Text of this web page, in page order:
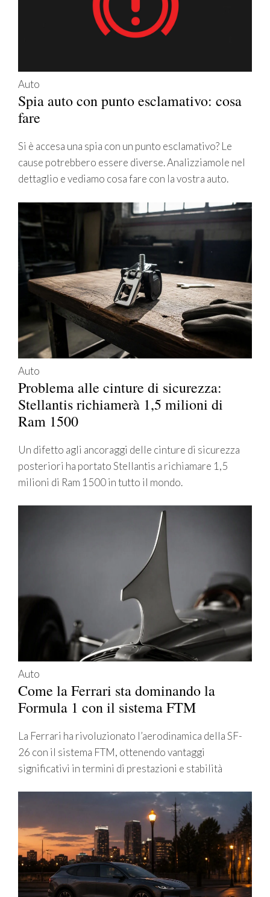
Auto
Spia auto con punto esclamativo: cosa
fare
Si è accesa una spia con un punto esclamativo? Le
cause potrebbero essere diverse. Analizziamole nel
dettaglio e vediamo cosa fare con la vostra auto.
Auto
Problema alle cinture di sicurezza:
Stellantis richiamerà 1,5 milioni di
Ram 1500
Un difetto agli ancoraggi delle cinture di sicurezza
posteriori ha portato Stellantis a richiamare 1,5
milioni di Ram 1500 in tutto il mondo.
Auto
Come la Ferrari sta dominando la
Formula 1 con il sistema FTM
La Ferrari ha rivoluzionato l’aerodinamica della SF-
26 con il sistema FTM, ottenendo vantaggi
significativi in termini di prestazioni e stabilità